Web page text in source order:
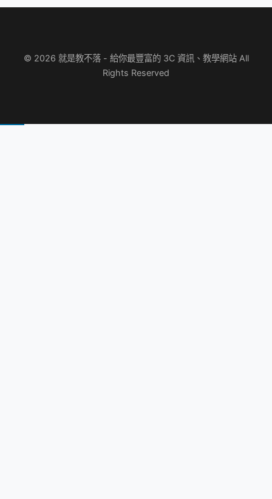
© 2026 就是教不落 - 給你最豐富的 3C 資訊、教學網站 All
Rights Reserved